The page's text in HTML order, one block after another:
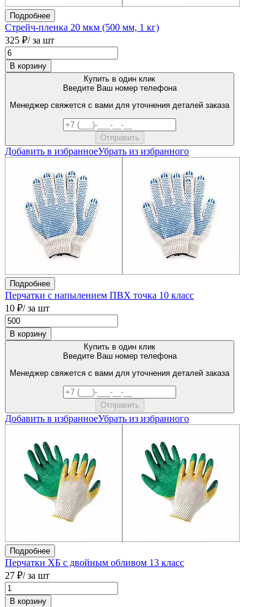
Подробнее
Стрейч-пленка 20 мкм (500 мм, 1 кг)
325 ₽/ за шт
В корзину
Купить в один клик
Введите Ваш номер телефона
Менеджер свяжется с вами для уточнения деталей заказа
Добавить в избранноеУбрать из избранного
Подробнее
Перчатки с напылением ПВХ точка 10 класс
10 ₽/ за шт
В корзину
Купить в один клик
Введите Ваш номер телефона
Менеджер свяжется с вами для уточнения деталей заказа
Добавить в избранноеУбрать из избранного
Подробнее
Перчатки ХБ с двойным обливом 13 класс
27 ₽/ за шт
В корзину